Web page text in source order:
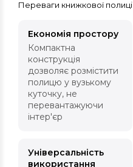
Переваги книжкової полиці
Економія простору
Компактна
конструкція
дозволяє розмістити
полицю у вузькому
куточку, не
перевантажуючи
інтер'єр
Універсальність
використання